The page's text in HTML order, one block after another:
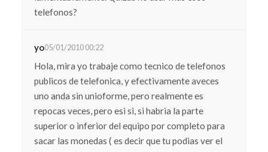
telefonos?
yo05/01/2010 00:22
Hola, mira yo trabaje como tecnico de telefonos
publicos de telefonica, y efectivamente aveces
uno anda sin unioforme, pero realmente es
repocas veces, pero esi si, si habria la parte
superior o inferior del equipo por completo para
sacar las monedas ( es decir que tu podias ver el